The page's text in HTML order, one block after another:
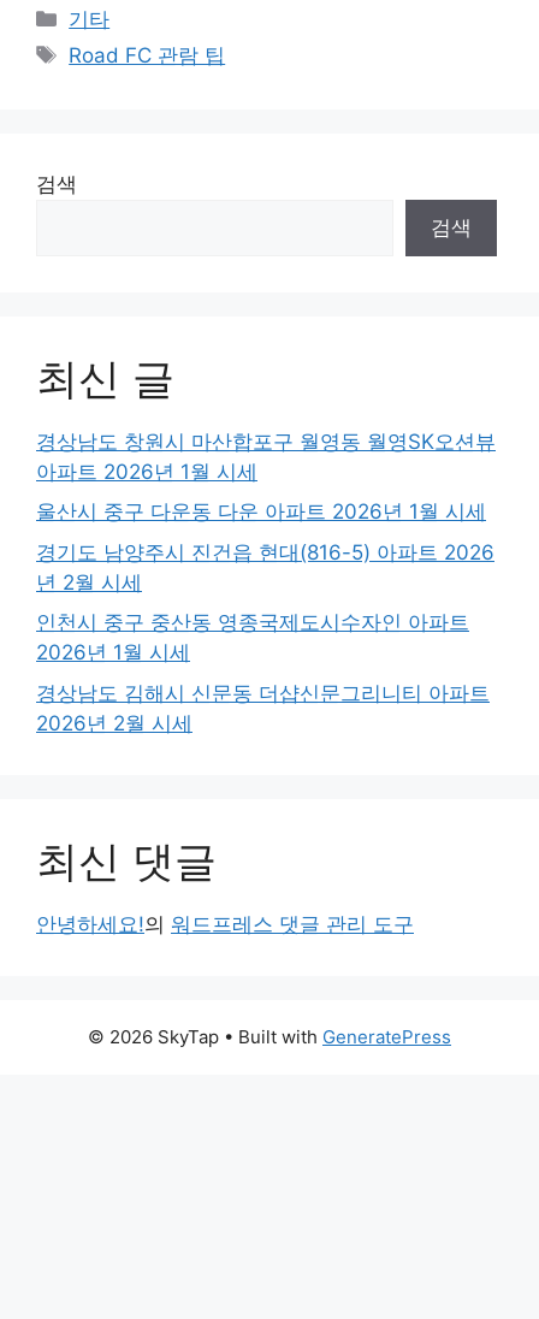
Categories
기타
Tags
Road FC 관람 팁
검색
검색
최신 글
경상남도 창원시 마산합포구 월영동 월영SK오션뷰
아파트 2026년 1월 시세
울산시 중구 다운동 다운 아파트 2026년 1월 시세
경기도 남양주시 진건읍 현대(816-5) 아파트 2026
년 2월 시세
인천시 중구 중산동 영종국제도시수자인 아파트
2026년 1월 시세
경상남도 김해시 신문동 더샵신문그리니티 아파트
2026년 2월 시세
최신 댓글
안녕하세요!의 워드프레스 댓글 관리 도구
© 2026 SkyTap • Built with GeneratePress